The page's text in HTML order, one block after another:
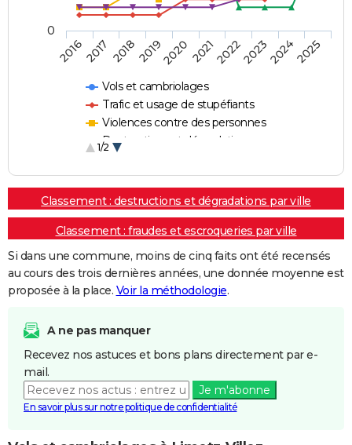
Vols et cambriolages
Trafic et usage de stupéfiants
Violences contre des personnes
Destructions et dégradations
1/2
20162017 20182019202020212022202320242025
0
Classement : destructions et dégradations par ville
Classement : fraudes et escroqueries par ville
Si dans une commune, moins de cinq faits ont été recensés
au cours des trois dernières années, une donnée moyenne est
proposée à la place. Voir la méthodologie.
A ne pas manquer
Recevez nos astuces et bons plans directement par e-
mail.
Je m'abonne
En savoir plus sur notre politique de confidentialité